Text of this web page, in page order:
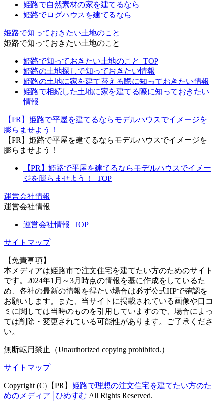
姫路で自然素材の家を建てるなら
姫路でログハウスを建てるなら
姫路で知っておきたい土地のこと
姫路で知っておきたい土地のこと
姫路で知っておきたい土地のこと_TOP
姫路の土地探しで知っておきたい情報
姫路の土地に家を建て替える際に知っておきたい情報
姫路で相続した土地に家を建てる際に知っておきたい
情報
【PR】姫路で平屋を建てるならモデルハウスでイメージを
膨らませよう！
【PR】姫路で平屋を建てるならモデルハウスでイメージを
膨らませよう！
【PR】姫路で平屋を建てるならモデルハウスでイメー
ジを膨らませよう！_TOP
運営会社情報
運営会社情報
運営会社情報_TOP
サイトマップ
【免責事項】
本メディアは姫路市で注文住宅を建てたい方のためのサイト
です。2024年1月～3月時点の情報を基に作成をしているた
め、各社の最新の情報を得たい場合は必ず公式HPで確認を
お願いします。また、当サイトに掲載されている画像や口コ
ミに関しては当時のものを引用していますので、場合によっ
ては削除・変更されている可能性があります。ご了承くださ
い。
無断転用禁止（Unauthorized copying prohibited.）
サイトマップ
Copyright (C)【PR】 姫路で理想の注文住宅を建てたい方のた
めのメディア│ひめすむ All Rights Reserved.